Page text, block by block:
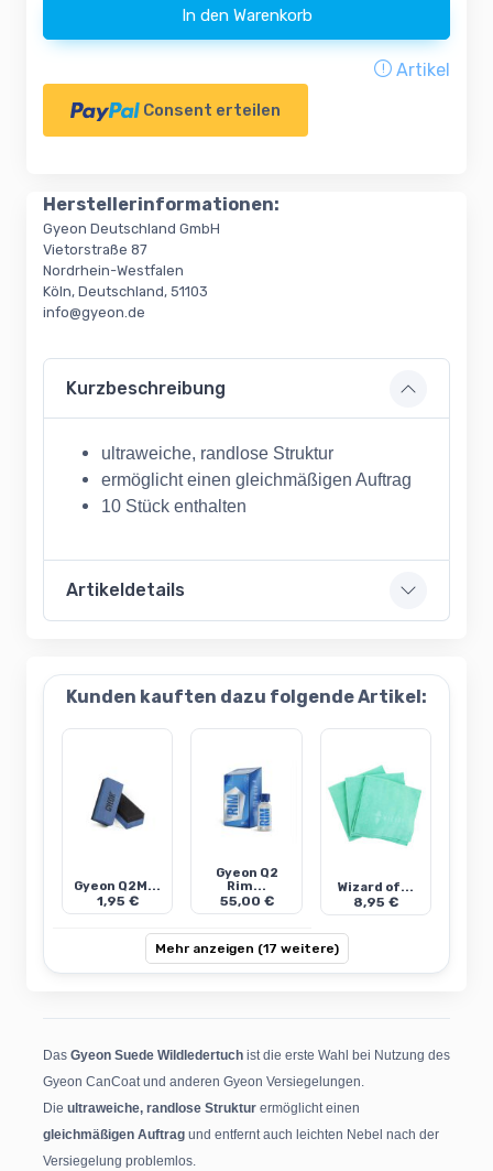
In den Warenkorb
Artikel
Consent erteilen
Herstellerinformationen:
Gyeon Deutschland GmbH
Vietorstraße 87
Nordrhein-Westfalen
Köln, Deutschland, 51103
info@gyeon.de
Kurzbeschreibung
ultraweiche, randlose Struktur
ermöglicht einen gleichmäßigen Auftrag
10 Stück enthalten
Artikeldetails
Kunden kauften dazu folgende Artikel:
Gyeon Q2M...
1,95 €
Gyeon Q2
Rim...
55,00 €
Wizard of...
8,95 €
Mehr anzeigen (17 weitere)
Das Gyeon Suede Wildledertuch ist die erste Wahl bei Nutzung des
Gyeon CanCoat und anderen Gyeon Versiegelungen.
Die ultraweiche, randlose Struktur ermöglicht einen
gleichmäßigen Auftrag und entfernt auch leichten Nebel nach der
Versiegelung problemlos.